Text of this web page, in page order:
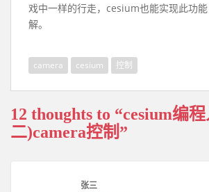
戏中一样的行走，cesium也能实现此功
解。
camera cesium 控制
12 thoughts to “cesium编
二)camera控制”
张三